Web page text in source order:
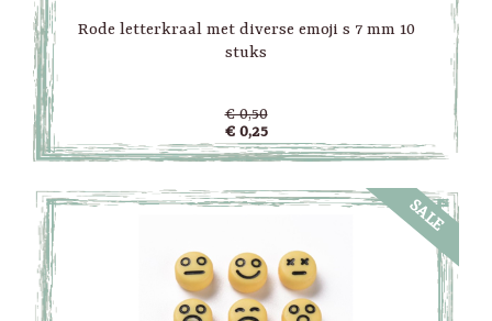
Rode letterkraal met diverse emoji s 7 mm 10
stuks
€ 0,50
€ 0,25
SALE